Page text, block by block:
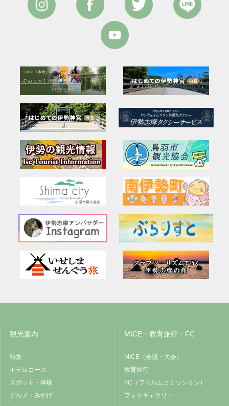
観光案内
特集
モデルコース
スポット・体験
グルメ・みやげ
MICE・教育旅行・FC
MICE（会議・大会）
教育旅行
FC（フィルムコミッション）
フォトギャラリー